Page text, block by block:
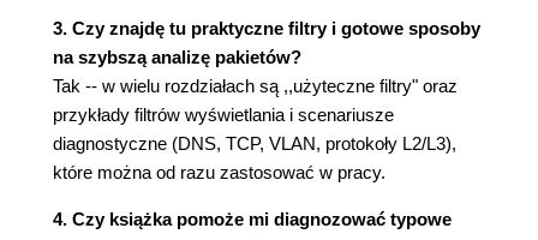
Protokoły warstwy drugiej modelu OSI
Protokół STP
Problem burzy rozgłoszeniowej
Sieci VLAN
Ramki sterujące. Analiza protokołów CDP i LLDP
Protokół CDP
Adresowanie MAC i analiza tablic MAC
3. Czy znajdę tu praktyczne filtry i gotowe sposoby
na szybszą analizę pakietów?
Tak -- w wielu rozdziałach są ,,użyteczne filtry" oraz
przykłady filtrów wyświetlania i scenariusze
diagnostyczne (DNS, TCP, VLAN, protokoły L2/L3),
które można od razu zastosować w pracy.
4. Czy książka pomoże mi diagnozować typowe